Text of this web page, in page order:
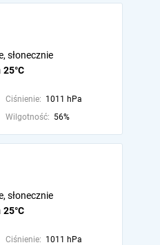
25°C
słonecznie
Ciśnienie: 1011 hPa
Wilgotność: 56%
25°C
słonecznie
Ciśnienie: 1011 hPa